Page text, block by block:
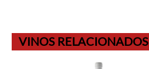
VINOS RELACIONADOS